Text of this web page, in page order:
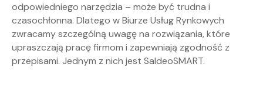
odpowiedniego narzędzia – może być trudna i
czasochłonna. Dlatego w Biurze Usług Rynkowych
zwracamy szczególną uwagę na rozwiązania, które
upraszczają pracę firmom i zapewniają zgodność z
przepisami. Jednym z nich jest SaldeoSMART.